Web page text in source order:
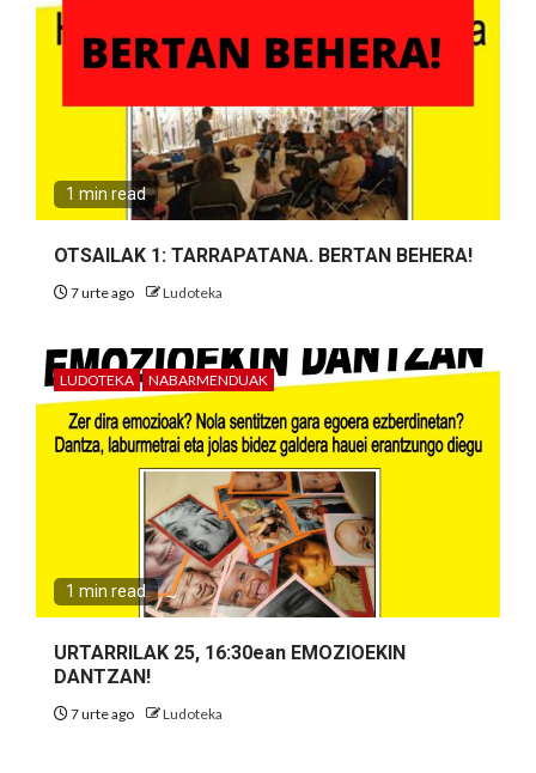
1 min read
OTSAILAK 1: TARRAPATANA. BERTAN BEHERA!
7 urte ago Ludoteka
LUDOTEKA NABARMENDUAK
1 min read
URTARRILAK 25, 16:30ean EMOZIOEKIN
DANTZAN!
7 urte ago Ludoteka